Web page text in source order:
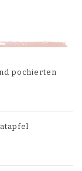
pochierten